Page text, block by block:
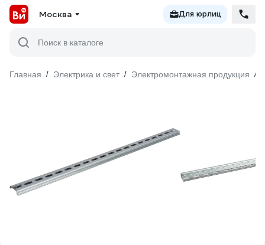
Москва Для юрлиц
Поиск в каталоге
Главная / Электрика и свет / Электромонтажная продукция /